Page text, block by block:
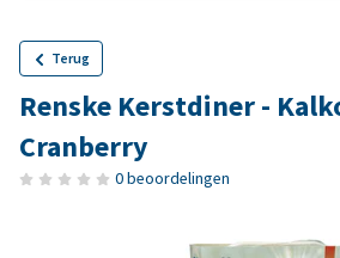
Terug
Renske Kerstdiner -
Cranberry
0 beoordelingen